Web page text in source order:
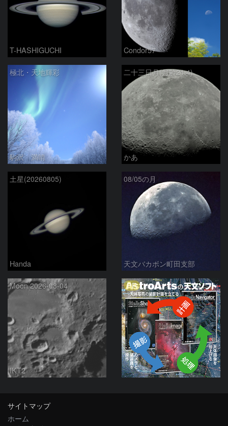
T-HASHIGUCHI Condor57
極北・天地輝彩
駒沢 満晴
二十三日月(月齢21.4)
かあ
土星(20260805)
Handa
08/05の月
天文バカボン町田支部
Moon 2026-08-04
IKT2
PR
サイトマップ
ホーム